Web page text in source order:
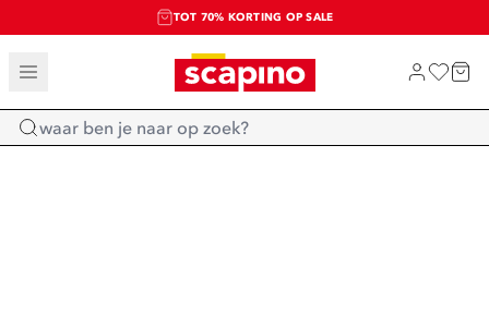
TOT 70% KORTING OP SALE
SALE: LAATSTE KANS!
SHOP NIEUW
Home